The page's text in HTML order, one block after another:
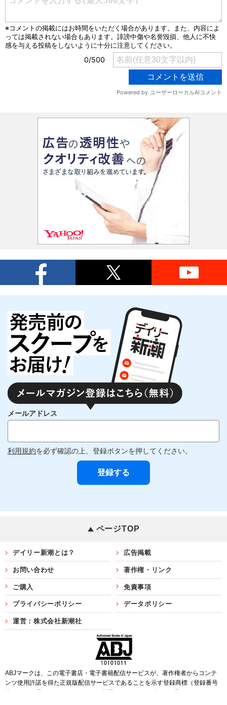
メールアドレス
利用規約を必ず確認の上、登録ボタンを押してください。
ページTOP
デイリー新潮とは？ 広告掲載
お問い合わせ 著作権・リンク
ご購入 免責事項
プライバシーポリシー データポリシー
運営：株式会社新潮社
ABJマークは、この電子書店・電子書籍配信サービスが、著作権者からコンテ
ンツ使用許諾を得た正規版配信サービスであることを示す登録商標（登録番号